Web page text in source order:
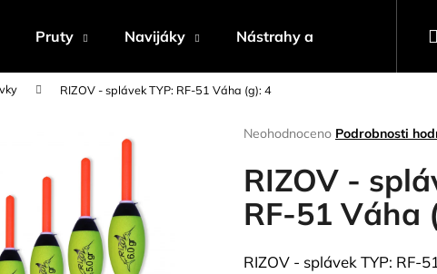
Pruty Navijáky Nástrahy a návnady
RIZOV - splávek TYP: RF-51 Váha (g): 4
Průměrné
produktu
je
0,0
hvězdiček.
Neohodnoceno Podrobnosti
RIZOV -
RF-51 Váha
RIZOV - splávek TYP: RF-
najít?